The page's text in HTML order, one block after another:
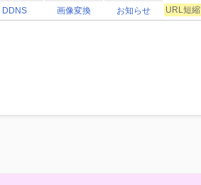
DDNS 画像変換 お知らせ URL短縮